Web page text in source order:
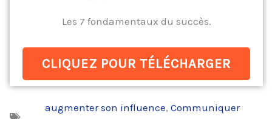
Les 7 fondamentaux du succès.
CLIQUEZ POUR TÉLÉCHARGER
augmenter son influence, Communiquer